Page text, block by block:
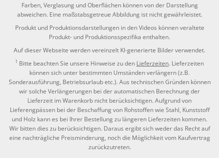
Farben, Verglasung und Oberflächen können von der Darstellung
abweichen. Eine maßstabsgetreue Abbildung ist nicht gewährleistet.
Produkt und Produktionsdarstellungen in den Videos können veraltete
Produkt- und Produktionsspezifika enthalten.
Auf dieser Webseite werden vereinzelt KI-generierte Bilder verwendet.
1 Bitte beachten Sie unsere Hinweise zu den Lieferzeiten. Lieferzeiten
können sich unter bestimmten Umständen verlängern (z.B.
Sonderausführung, Betriebsurlaub etc.). Aus technischen Gründen können
wir solche Verlängerungen bei der automatischen Berechnung der
Lieferzeit im Warenkorb nicht berücksichtigen. Aufgrund von
Lieferengpässen bei der Beschaffung von Rohstoffen wie Stahl, Kunststoff
und Holz kann es bei Ihrer Bestellung zu längeren Lieferzeiten kommen.
Wir bitten dies zu berücksichtigen. Daraus ergibt sich weder das Recht auf
eine nachträgliche Preisminderung, noch die Möglichkeit vom Kaufvertrag
zurückzutreten.